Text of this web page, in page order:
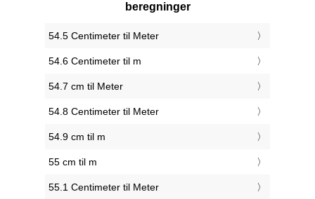
beregninger
54.5 Centimeter til Meter
54.6 Centimeter til m
54.7 cm til Meter
54.8 Centimeter til Meter
54.9 cm til m
55 cm til m
55.1 Centimeter til Meter